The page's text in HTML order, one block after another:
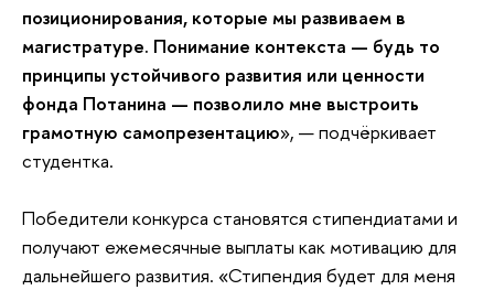
позиционирования, которые мы развиваем в
магистратуре. Понимание контекста — будь то
принципы устойчивого развития или ценности
фонда Потанина — позволило мне выстроить
грамотную самопрезентацию», — подчёркивает
студентка.
Победители конкурса становятся стипендиатами и
получают ежемесячные выплаты как мотивацию для
дальнейшего развития. «Стипендия будет для меня